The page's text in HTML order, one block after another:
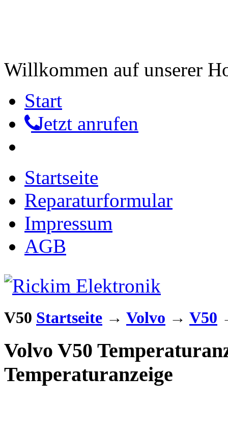
Willkommen auf unserer
Start
Jetzt anrufen
Startseite
Reparaturformular
Impressum
AGB
V50 Startseite → Volvo → V50
Volvo V50
Temperaturanzeige